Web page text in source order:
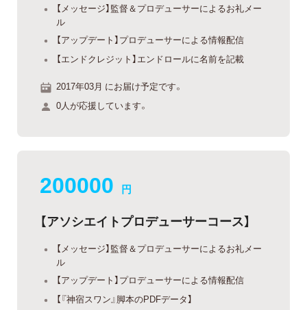
【メッセージ】監督＆プロデューサーによるお礼メー
ル
【アップデート】プロデューサーによる情報配信
【エンドクレジット】エンドロールに名前を記載
2017年03月 にお届け予定です。
0人が応援しています。
200000 円
【アソシエイトプロデューサーコース】
【メッセージ】監督＆プロデューサーによるお礼メー
ル
【アップデート】プロデューサーによる情報配信
【『神宿スワン』脚本のPDFデータ】